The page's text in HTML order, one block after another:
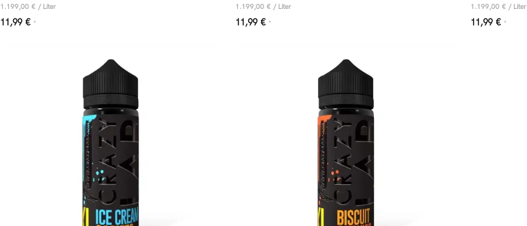
1.199,00 € / Liter
11,99 € *
1.199,00 € / Liter
11,99 € *
1.199,00 € / Liter
11,99 € *